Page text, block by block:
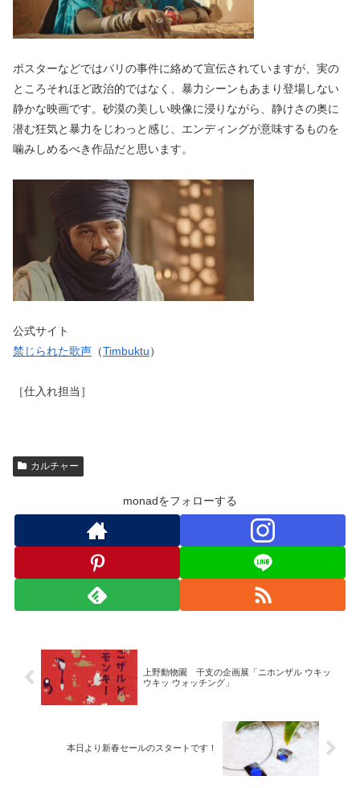
ポスターなどではパリの事件に絡めて宣伝されていますが、実の
ところそれほど政治的ではなく、暴力シーンもあまり登場しない
静かな映画です。砂漠の美しい映像に浸りながら、静けさの奥に
潜む狂気と暴力をじわっと感じ、エンディングが意味するものを
噛みしめるべき作品だと思います。
公式サイト
禁じられた歌声 （Timbuktu）
［仕入れ担当］
カルチャー
monadをフォローする
上野動物園 干支の企画展「ニホンザル ウキッ
ウキッ ウォッチング」
本日より新春セールのスタートです！